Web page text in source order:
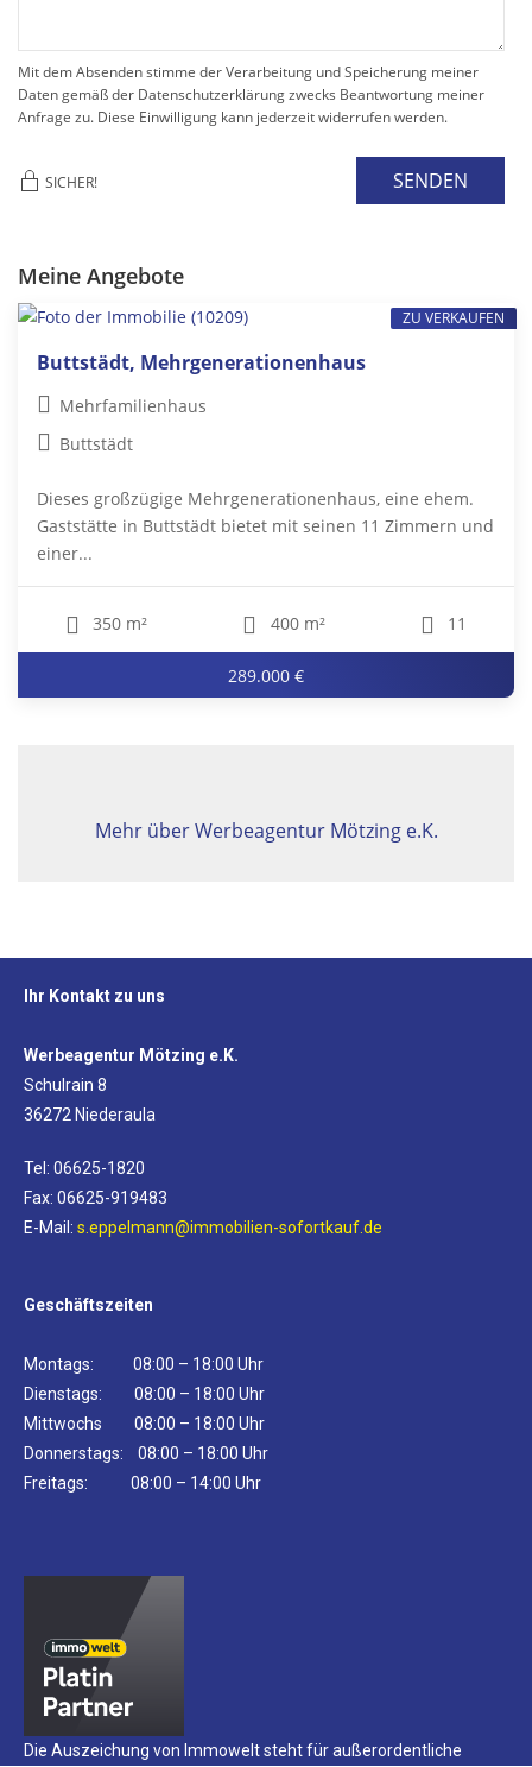
Mit dem Absenden stimme der Verarbeitung und Speicherung meiner
Daten gemäß der Datenschutzerklärung zwecks Beantwortung meiner
Anfrage zu. Diese Einwilligung kann jederzeit widerrufen werden.
SICHER! SENDEN
Meine Angebote
Buttstädt, Mehrgenerationenhaus
Mehrfamilienhaus
Buttstädt
Dieses großzügige Mehrgenerationenhaus, eine ehem.
Gaststätte in Buttstädt bietet mit seinen 11 Zimmern und
einer...
350 m² 400 m² 11
289.000 €
ZU VERKAUFEN
Mehr über Werbeagentur Mötzing e.K.
Ihr Kontakt zu uns
Werbeagentur Mötzing e.K.
Schulrain 8
36272 Niederaula
Tel: 06625-1820
Fax: 06625-919483
E-Mail: s.eppelmann@immobilien-sofortkauf.de
Geschäftszeiten
Montags: 08:00 – 18:00 Uhr
Dienstags: 08:00 – 18:00 Uhr
Mittwochs 08:00 – 18:00 Uhr
Donnerstags: 08:00 – 18:00 Uhr
Freitags: 08:00 – 14:00 Uhr
Die Auszeichung von Immowelt steht für außerordentliche